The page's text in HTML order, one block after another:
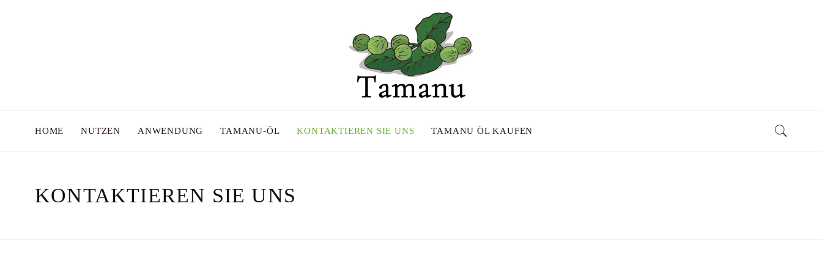
HOME NUTZEN ANWENDUNG TAMANU-ÖL KONTAKTIEREN SIE UNS TAMANU ÖL KAUFEN
KONTAKTIEREN SIE UNS